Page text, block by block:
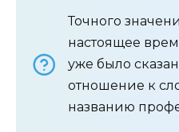
Точного
настоящее
уже было
отношение к
названию